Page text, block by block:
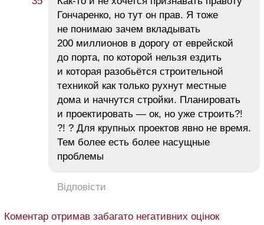
Гончаренко, но тут он прав. Я тоже
не понимаю зачем вкладывать
200 миллионов в дорогу от еврейской
до порта, по которой нельзя ездить
и которая разобьётся строительной
техникой как только рухнут местные
дома и начнутся стройки. Планировать
и проектировать — ок, но уже строить?!
?! ? Для крупных проектов явно не время.
Тем более есть более насущные
проблемы
Відповісти
Коментар отримав забагато негативних оцінок